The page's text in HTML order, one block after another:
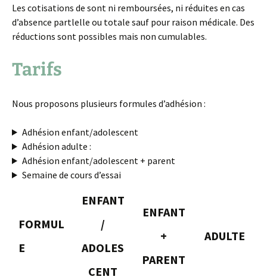
Les cotisations de sont ni remboursées, ni réduites en cas
d’absence partlelle ou totale sauf pour raison médicale. Des
réductions sont possibles mais non cumulables.
Tarifs
Nous proposons plusieurs formules d’adhésion :
Adhésion enfant/adolescent
Adhésion adulte :
Adhésion enfant/adolescent + parent
Semaine de cours d’essai
FORMUL
E
ENFANT
/
ADOLES
CENT
ENFANT
+
PARENT
ADULTE